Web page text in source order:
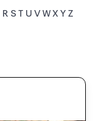
R S T U V W X Y Z